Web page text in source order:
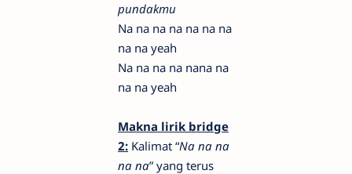
pundakmu
Na na na na na na na
na na yeah
Na na na na nana na
na na yeah
Makna lirik bridge
2: Kalimat “Na na na
na na” yang terus